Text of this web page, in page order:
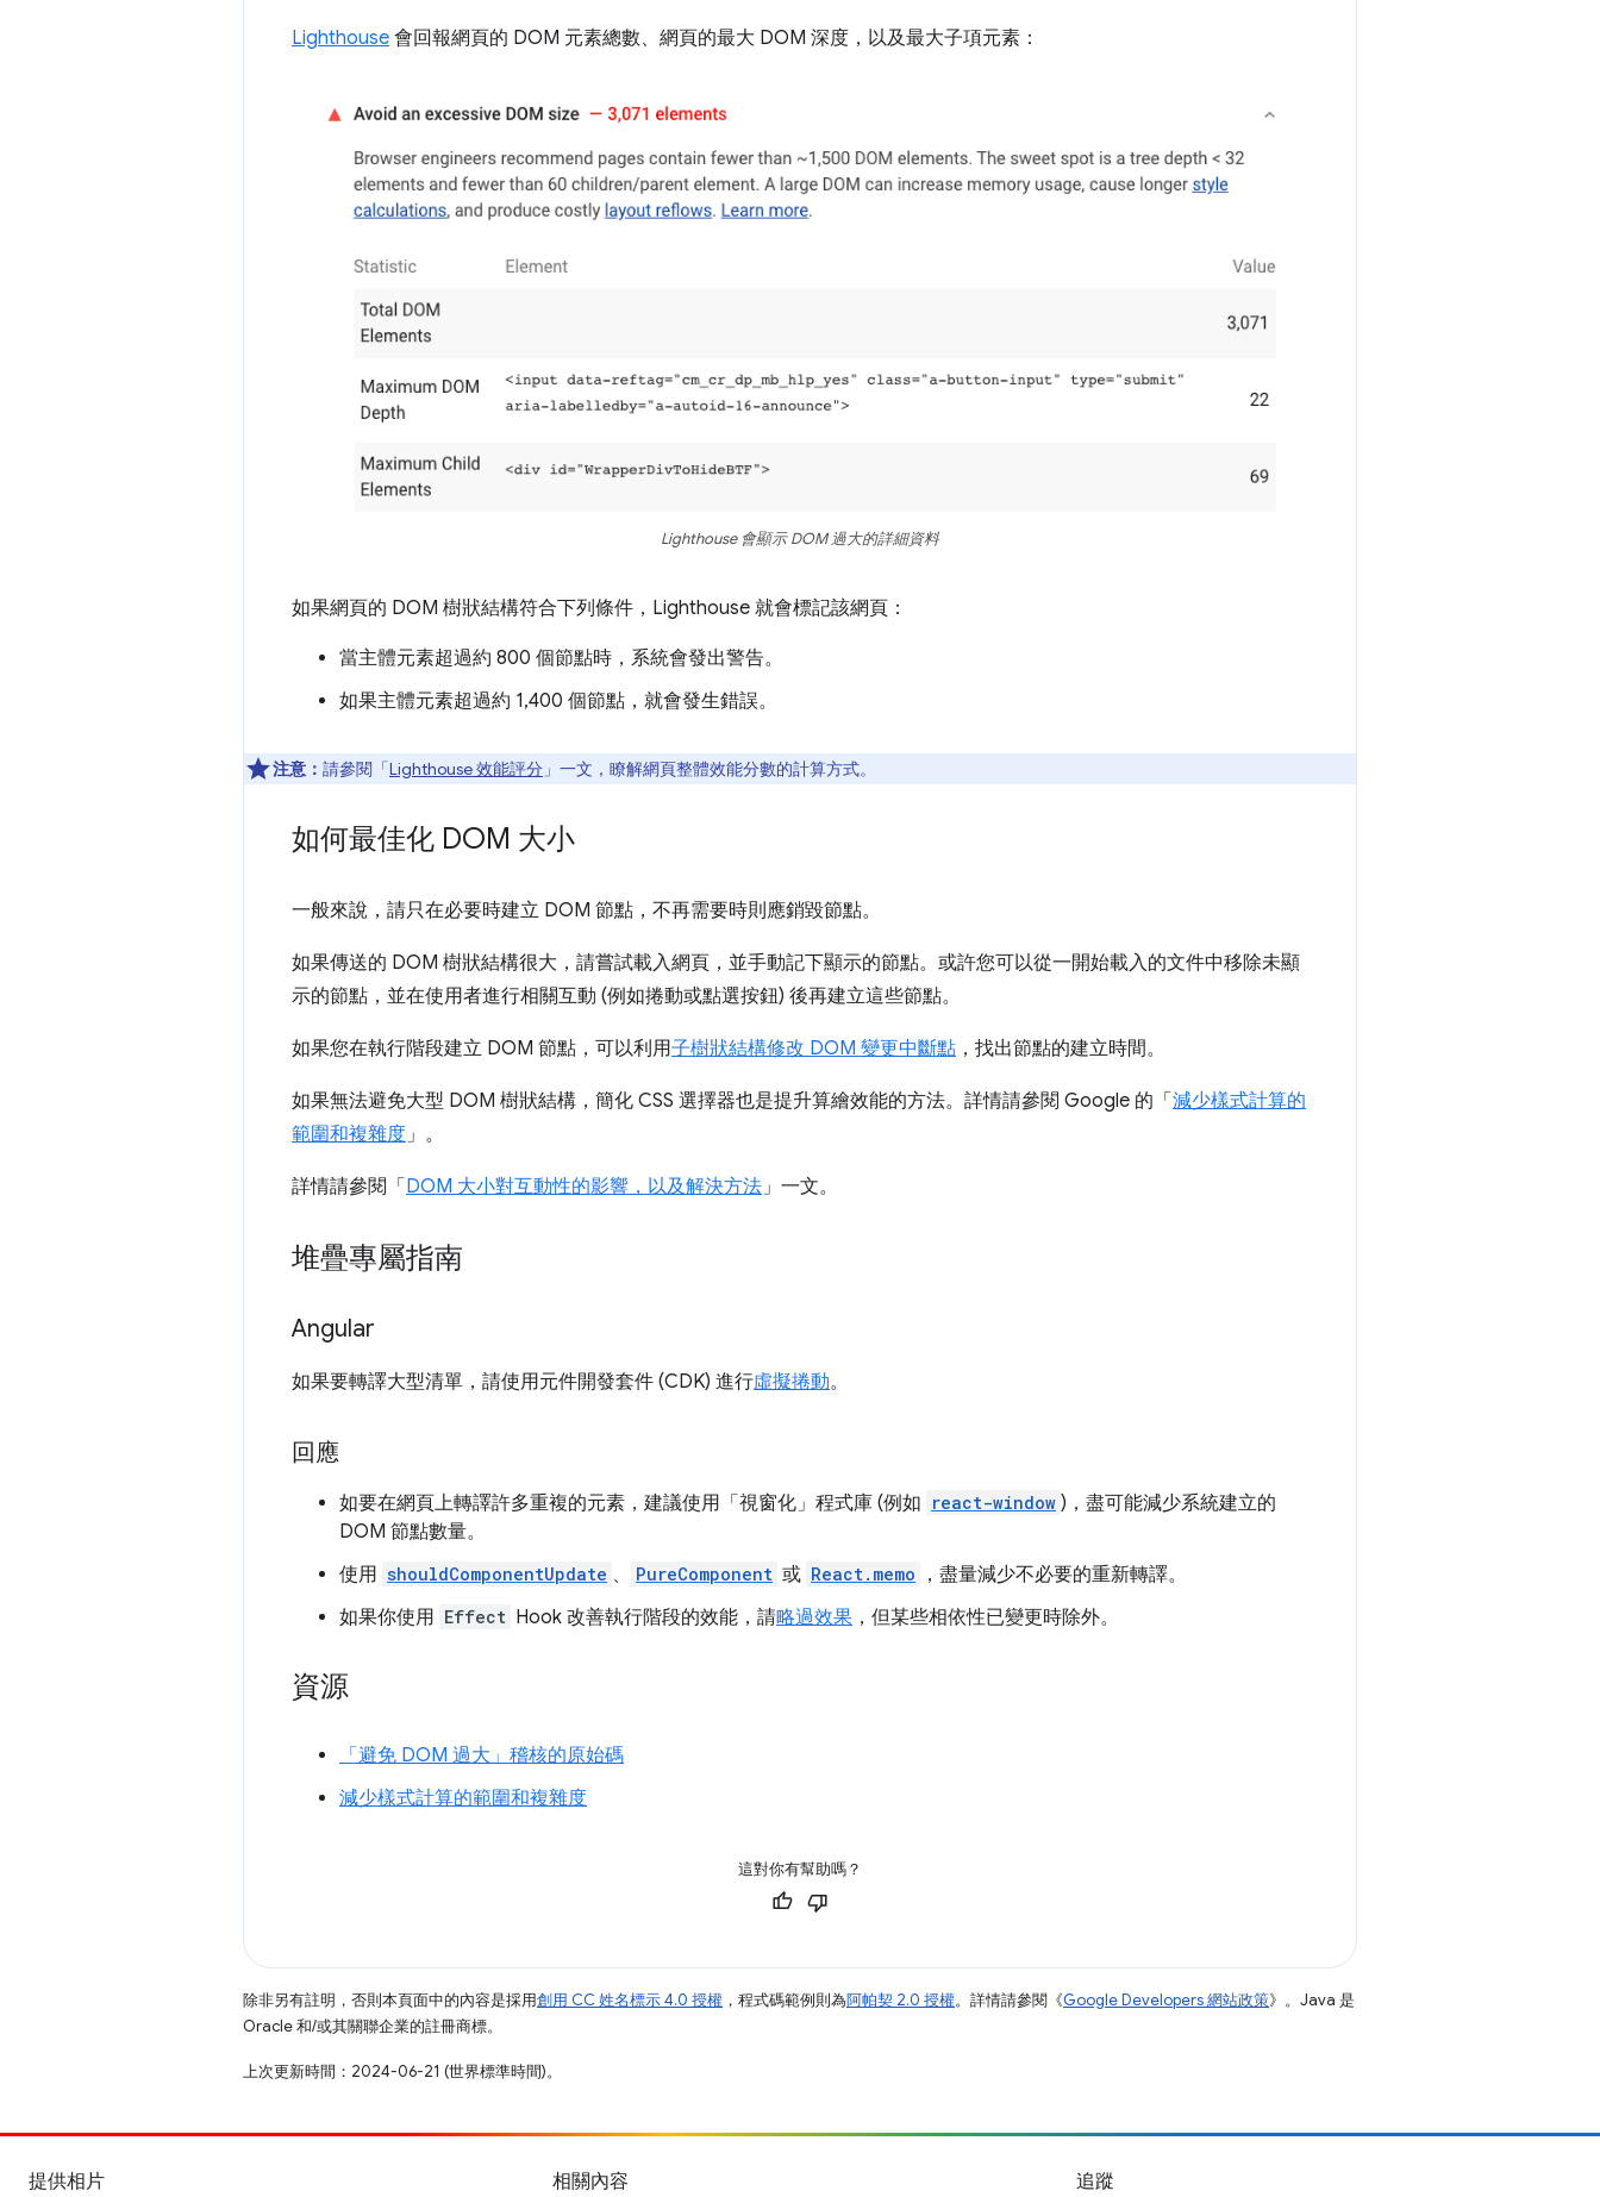
Lighthouse 會回報網頁的 DOM 元素總數、網頁的最大 DOM 深度，以及最大子項元素：
Lighthouse 會顯示 DOM 過大的詳細資料
如果網頁的 DOM 樹狀結構符合下列條件，Lighthouse 就會標記該網頁：
當主體元素超過約 800 個節點時，系統會發出警告。
如果主體元素超過約 1,400 個節點，就會發生錯誤。
注意： 請參閱「Lighthouse 效能評分 」一文，瞭解網頁整體效能分數的計算方式。
如何最佳化 DOM 大小
一般來說，請只在必要時建立 DOM 節點，不再需要時則應銷毀節點。
如果傳送的 DOM 樹狀結構很大，請嘗試載入網頁，並手動記下顯示的節點。或許您可以從一開始載入的文件中移除未顯
示的節點，並在使用者進行相關互動 (例如捲動或點選按鈕) 後再建立這些節點。
如果您在執行階段建立 DOM 節點，可以利用子樹狀結構修改 DOM 變更中斷點 ，找出節點的建立時間。
如果無法避免大型 DOM 樹狀結構，簡化 CSS 選擇器也是提升算繪效能的方法。詳情請參閱 Google 的「減少樣式計算的
範圍和複雜度 」。
詳情請參閱「DOM 大小對互動性的影響，以及解決方法 」一文。
堆疊專屬指南
Angular
如果要轉譯大型清單，請使用元件開發套件 (CDK) 進行虛擬捲動。
回應
如要在網頁上轉譯許多重複的元素，建議使用「視窗化」程式庫 (例如 react-window )，盡可能減少系統建立的
DOM 節點數量。
使用 shouldComponentUpdate 、 PureComponent 或 React.memo
，盡量減少不必要的重新轉譯。
如果你使用 Effect Hook 改善執行階段的效能，請略過效果 ，但某些相依性已變更時除外。
資源
「避免 DOM 過大」稽核的原始碼
減少樣式計算的範圍和複雜度
這對你有幫助嗎？
除非另有註明，否則本頁面中的內容是採用創用 CC 姓名標示 4.0 授權 ，程式碼範例則為阿帕契 2.0 授權。詳情請參閱《Google Developers 網站政策》。Java 是
Oracle 和/或其關聯企業的註冊商標。
上次更新時間：2024-06-21 (世界標準時間)。
提供相片 相關內容 追蹤